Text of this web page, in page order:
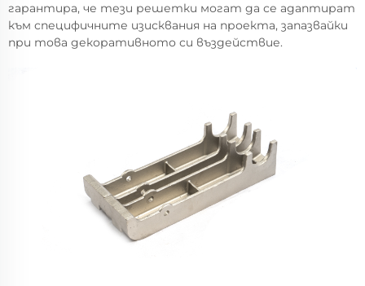
гарантира, че тези решетки могат да се адаптират
към специфичните изисквания на проекта, запазвайки
при това декоративното си въздействие.